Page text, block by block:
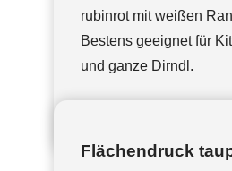
rubinrot mit weißen
Bestens geeignet für
und ganze Dirndl.
Flächendruck